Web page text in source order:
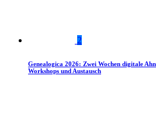
2
Genealogica 2026: Zwei Wochen digitale
Workshops und Austausch